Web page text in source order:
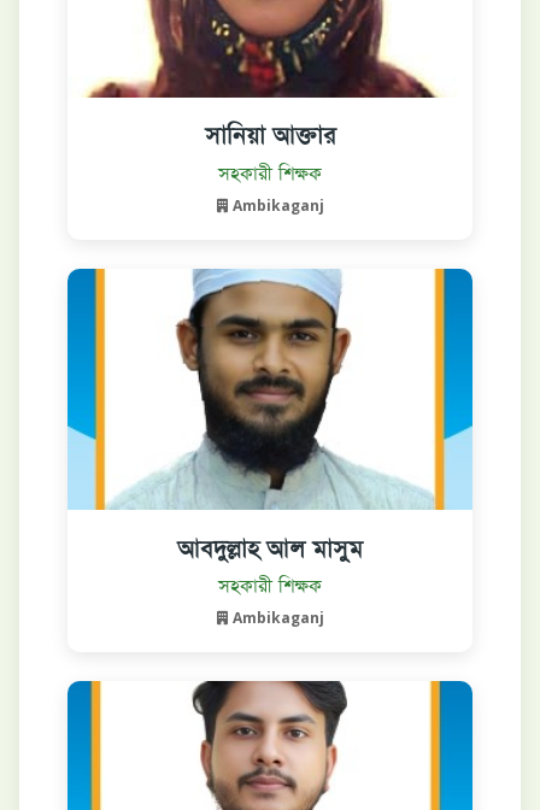
বিস্তারিত দেখুন
সানিয়া আক্তার
সহকারী শিক্ষক
Ambikaganj
বিস্তারিত দেখুন
আবদুল্লাহ আল মাসুম
সহকারী শিক্ষক
Ambikaganj